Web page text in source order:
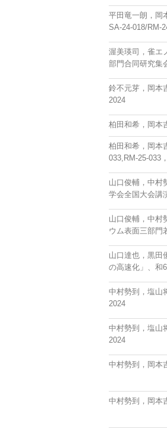
平田竜一朗，岡
SA-24-018/RM-
渥美瑛司，雀エ
部門合同研究集
鈴不元芽，岡本
2024
柏田和希，岡本
柏田和希，岡本
033,RM-25-033
山口俊輔，中村
学会全国大会講
山口俊輔，中村
ウム表面三部門
山口達也，黒田
の高速化」、和
中村勢到，塩山
2024
中村勢到，塩山
2024
中村勢到，岡本
中村勢到，岡本